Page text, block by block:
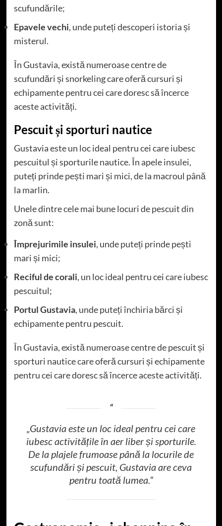
scufundările;
Epavele vechi, unde puteți descoperi istoria și
misterul.
În Gustavia, există numeroase centre de
scufundări și snorkeling care oferă cursuri și
echipamente pentru cei care doresc să încerce
aceste activități.
Pescuit și sporturi nautice
Gustavia este un loc ideal pentru cei care iubesc
pescuitul și sporturile nautice. În apele insulei,
puteți prinde pești mari și mici, de la macroul până
la marlin.
Unele dintre cele mai bune locuri de pescuit din
zonă sunt:
Împrejurimile insulei, unde puteți prinde pești
mari și mici;
Reciful de corali, un loc ideal pentru cei care iubesc
pescuitul;
Portul Gustavia, unde puteți închiria bărci și
echipamente pentru pescuit.
În Gustavia, există numeroase centre de pescuit și
sporturi nautice care oferă cursuri și echipamente
pentru cei care doresc să încerce aceste activități.
„Gustavia este un loc ideal pentru cei care
iubesc activitățile în aer liber și sporturile.
De la plajele frumoase până la locurile de
scufundări și pescuit, Gustavia are ceva
pentru toată lumea.”